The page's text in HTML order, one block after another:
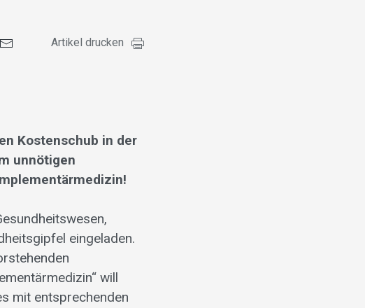
Artikel drucken
Kostenschub in der
unnötigen
eingeladen.
will
mit entsprechenden